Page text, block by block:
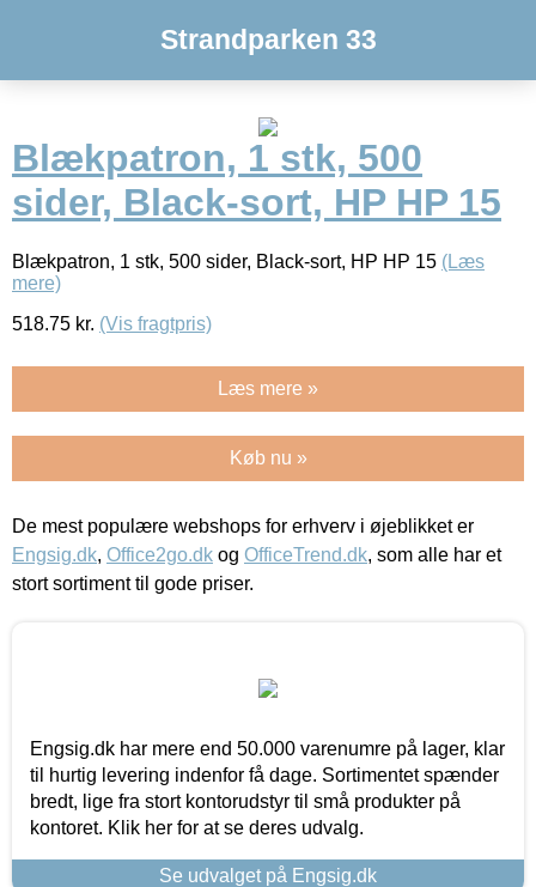
Strandparken 33
Blækpatron, 1 stk, 500
sider, Black-sort, HP HP 15
Blækpatron, 1 stk, 500 sider, Black-sort, HP HP 15 (Læs
mere)
518.75 kr. (Vis fragtpris)
Læs mere »
Køb nu »
De mest populære webshops for erhverv i øjeblikket er
Engsig.dk, Office2go.dk og OfficeTrend.dk, som alle har et
stort sortiment til gode priser.
Engsig.dk har mere end 50.000 varenumre på lager, klar
til hurtig levering indenfor få dage. Sortimentet spænder
bredt, lige fra stort kontorudstyr til små produkter på
kontoret. Klik her for at se deres udvalg.
Se udvalget på Engsig.dk